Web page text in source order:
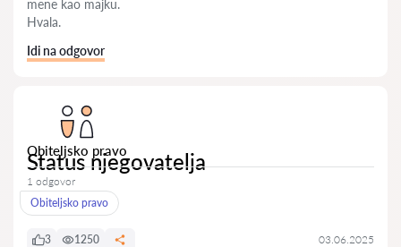
mene kao majku.
Hvala.
Idi na odgovor
Obiteljsko pravo
Status njegovatelja
1 odgovor
Obiteljsko pravo
3 1250 03.06.2025